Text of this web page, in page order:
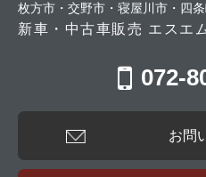
枚方市・交野市・寝屋川市・四
新車・中古車販売 エスエ
072-
お問